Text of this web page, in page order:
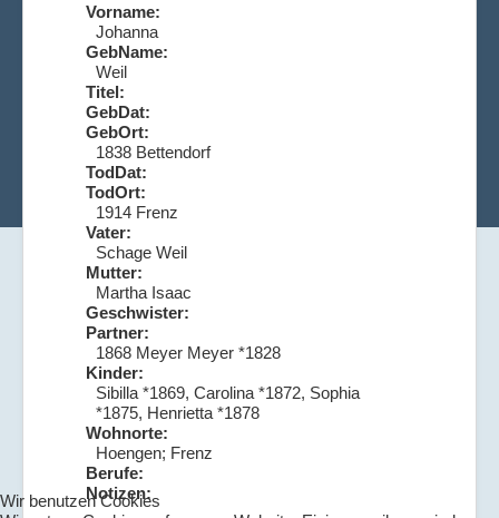
Vorname:
Johanna
GebName:
Weil
Titel:
GebDat:
GebOrt:
1838 Bettendorf
TodDat:
TodOrt:
1914 Frenz
Vater:
Schage Weil
Mutter:
Martha Isaac
Geschwister:
Partner:
1868 Meyer Meyer *1828
Kinder:
Sibilla *1869, Carolina *1872, Sophia
*1875, Henrietta *1878
Wohnorte:
Hoengen; Frenz
Berufe:
Notizen:
Wir benutzen Cookies